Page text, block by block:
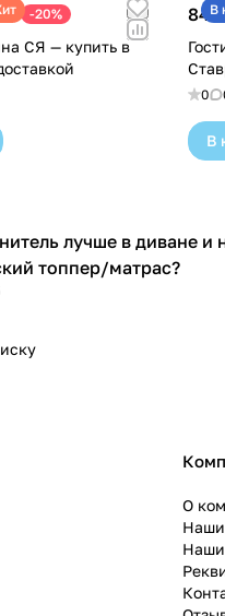
₽ -20%
СЯ — купить в
В
84
0
В
лучше в диване и
топпер/матрас?
О
Наши
Наши